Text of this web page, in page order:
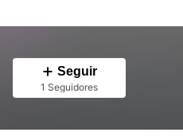
Seguir
1 Seguidores